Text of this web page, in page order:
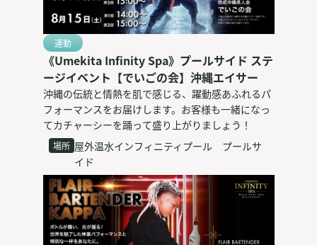
運動
《Umekita Infinity Spa》プールサイド ステ
ージイベント【でいごの会】沖縄エイサー
沖縄の伝統と情熱を肌で感じる、躍動感あふれるパ
フォーマンスをお届けします。お客様も一緒になっ
てカチャーシーを踊って盛り上がりましょう！
場所 屋外温水インフィニティプール プールサ
イド